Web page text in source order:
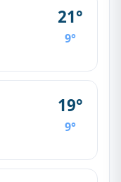
21°
9°
19°
9°